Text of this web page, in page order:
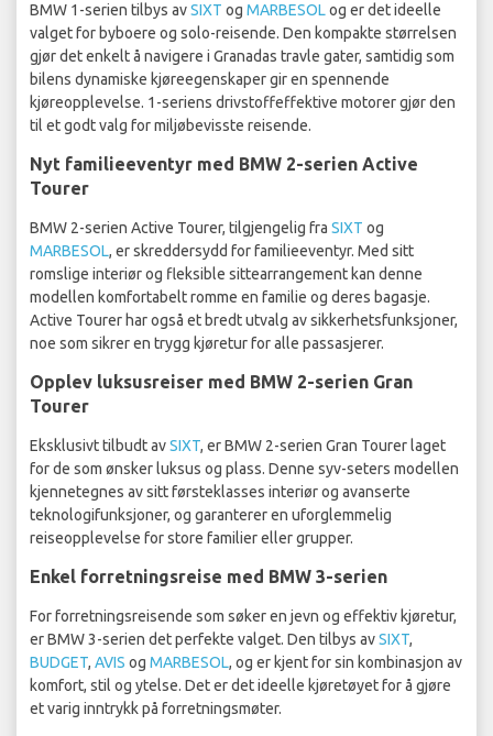
BMW 1-serien tilbys avSIXT og MARBESOLog er det ideelle
valget for byboere og solo-reisende. Den kompakte størrelsen
gjør det enkelt å navigere i Granadas travle gater, samtidig som
bilens dynamiske kjøreegenskaper gir en spennende
kjøreopplevelse. 1-seriens drivstoffeffektive motorer gjør den
til et godt valg for miljøbevisste reisende.
Nyt familieeventyr med BMW 2-serien Active
Tourer
BMW 2-serien Active Tourer, tilgjengelig fra SIXT og
MARBESOL, er skreddersydd for familieeventyr. Med sitt
romslige interiør og fleksible sittearrangement kan denne
modellen komfortabelt romme en familie og deres bagasje.
Active Tourer har også et bredt utvalg av sikkerhetsfunksjoner,
noe som sikrer en trygg kjøretur for alle passasjerer.
Opplev luksusreiser med BMW 2-serien Gran
Tourer
Eksklusivt tilbudt avSIXT, er BMW 2-serien Gran Tourer laget
for de som ønsker luksus og plass. Denne syv-seters modellen
kjennetegnes av sitt førsteklasses interiør og avanserte
teknologifunksjoner, og garanterer en uforglemmelig
reiseopplevelse for store familier eller grupper.
Enkel forretningsreise med BMW 3-serien
For forretningsreisende som søker en jevn og effektiv kjøretur,
er BMW 3-serien det perfekte valget. Den tilbys avSIXT,
BUDGET, AVIS og MARBESOL, og er kjent for sin kombinasjon av
komfort, stil og ytelse. Det er det ideelle kjøretøyet for å gjøre
et varig inntrykk på forretningsmøter.